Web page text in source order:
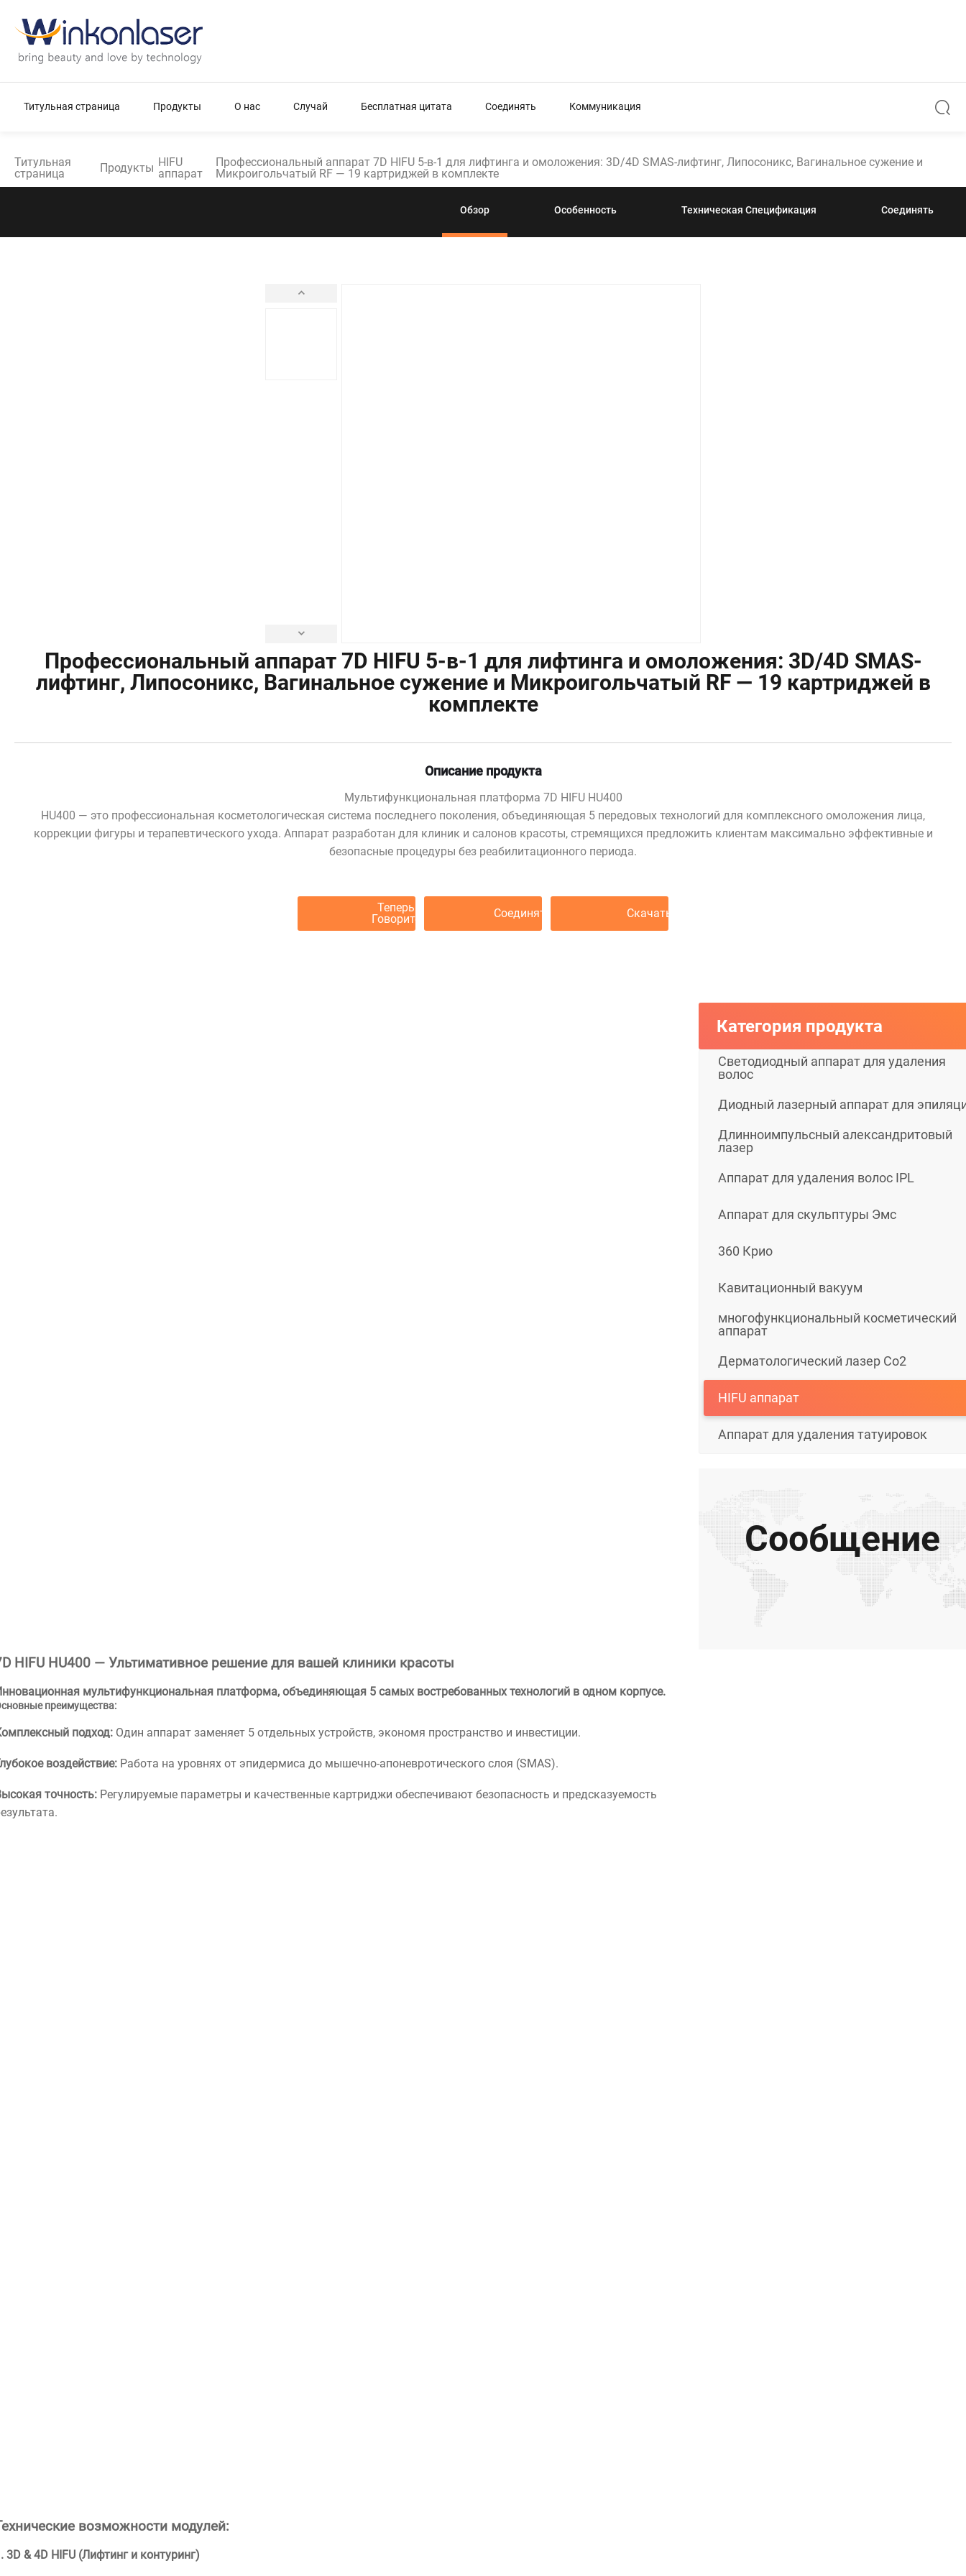
Титульная страница Продукты О нас Случай Бесплатная цитата Соединять Коммуникация
Титульная
страница
Продукты HIFU
аппарат
Профессиональный аппарат 7D HIFU 5-в-1 для лифтинга и омоложения: 3D/4D SMAS-лифтинг, Липосоникс, Вагинальное сужение и
Микроигольчатый RF — 19 картриджей в комплекте
Обзор Особенность Техническая Спецификация Соединять
Профессиональный аппарат 7D HIFU 5-в-1 для лифтинга и омоложения: 3D/4D SMAS-
лифтинг, Липосоникс, Вагинальное сужение и Микроигольчатый RF — 19 картриджей в
комплекте
Описание продукта
Мультифункциональная платформа 7D HIFU HU400
HU400 — это профессиональная косметологическая система последнего поколения, объединяющая 5 передовых технологий для комплексного омоложения лица,
коррекции фигуры и терапевтического ухода. Аппарат разработан для клиник и салонов красоты, стремящихся предложить клиентам максимально эффективные и
безопасные процедуры без реабилитационного периода.
Теперь
Говорите
Соединять Скачать
HIFU HU400 — Ультимативное решение для вашей клиники красоты
мультифункциональная платформа, объединяющая 5 самых востребованных технологий в одном корпусе.
преимущества:
подход: Один аппарат заменяет 5 отдельных устройств, экономя пространство и инвестиции.
воздействие: Работа на уровнях от эпидермиса до мышечно-апоневротического слоя (SMAS).
точность: Регулируемые параметры и качественные картриджи обеспечивают безопасность и предсказуемость
возможности модулей:
3D & 4D HIFU (Лифтинг и контуринг)
Категория продукта
Светодиодный аппарат для удаления
волос
Диодный лазерный аппарат для
Длинноимпульсный александритовый
лазер
Аппарат для удаления волос IPL
Аппарат для скульптуры Эмс
360 Крио
Кавитационный вакуум
многофункциональный косметический
аппарат
Дерматологический лазер Co2
HIFU аппарат
Аппарат для удаления татуировок
Сообщение